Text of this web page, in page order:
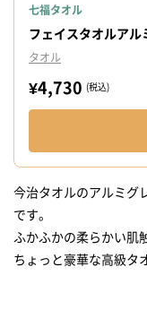
七福タオル
フェイスタオルア
タオル
¥4,730 (税込)
今治タオルのアルミグ
です。
ふかふかの柔らかい肌
ちょっと豪華な高級タ